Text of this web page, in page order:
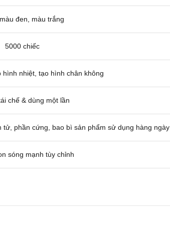
đen, màu trắng
5000 chiếc
hình nhiệt, tạo hình chân không
chế & dùng một lần
phần cứng, bao bì sản phẩm sử dụng hàng ngày
sóng mạnh tùy chỉnh